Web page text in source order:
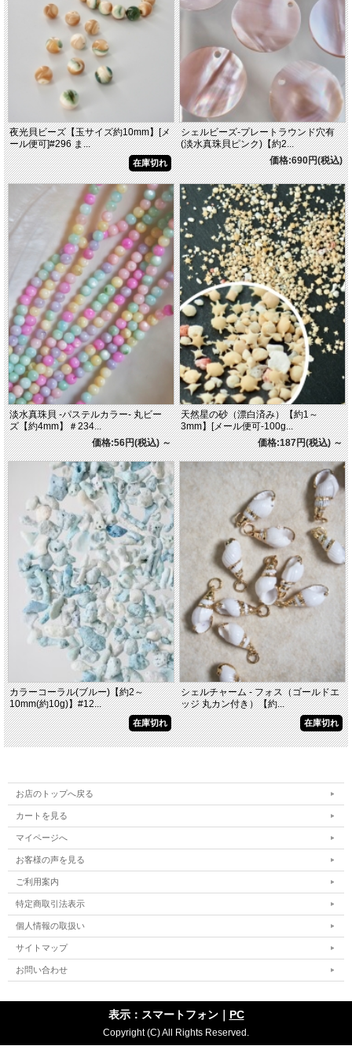
夜光貝ビーズ【玉サイズ約10mm】[メ
ール便可]#296 ま...
在庫切れ
シェルビーズ-プレートラウンド穴有
(淡水真珠貝ピンク)【約2...
価格:690円(税込)
淡水真珠貝 -パステルカラー- 丸ビー
ズ【約4mm】＃234...
価格:56円(税込)～
天然星の砂（漂白済み）【約1～
3mm】[メール便可-100g...
価格:187円(税込)～
カラーコーラル(ブルー)【約2～
10mm(約10g)】#12...
在庫切れ
シェルチャーム - フォス（ゴールドエ
ッジ 丸カン付き）【約...
在庫切れ
お店のトップへ戻る
カートを見る
マイページへ
お客様の声を見る
ご利用案内
特定商取引法表示
個人情報の取扱い
サイトマップ
お問い合わせ
表示：スマートフォン｜ PC
Copyright (C) All Rights Reserved.